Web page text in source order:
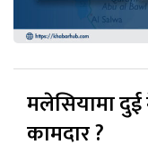
मलेसियामा दुई
कामदार ?